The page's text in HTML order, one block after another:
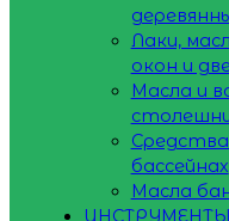
Лаки,
окон и
Масла и
Средства
бассейнах
Масла